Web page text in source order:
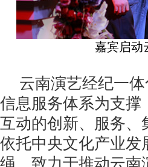
嘉宾启动
云南演艺经纪一
信息服务体系为支撑
互动的创新、服务、
依托中央文化产业发
绳，致力于推动云南